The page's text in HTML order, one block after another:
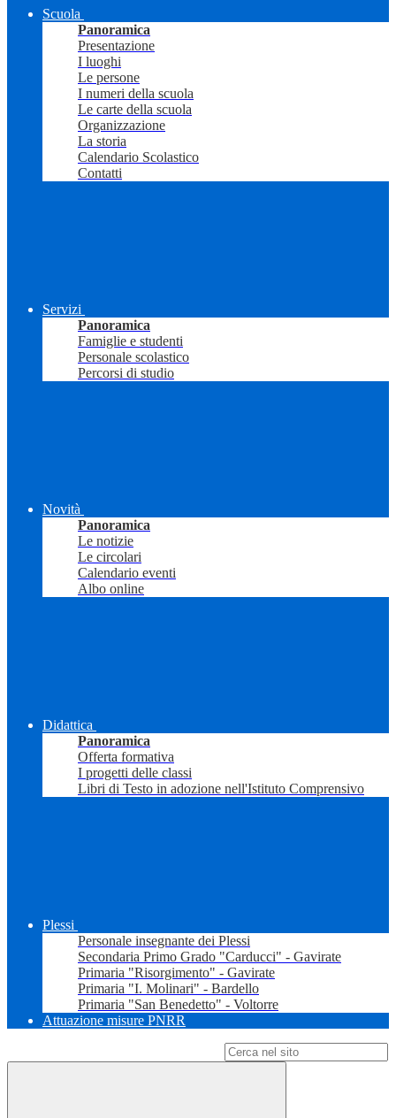
Scuola
Panoramica
Presentazione
I luoghi
Le persone
I numeri della scuola
Le carte della scuola
Organizzazione
La storia
Calendario Scolastico
Contatti
Servizi
Panoramica
Famiglie e studenti
Personale scolastico
Percorsi di studio
Novità
Panoramica
Le notizie
Le circolari
Calendario eventi
Albo online
Didattica
Panoramica
Offerta formativa
I progetti delle classi
Libri di Testo in adozione nell'Istituto Comprensivo
Plessi
Personale insegnante dei Plessi
Secondaria Primo Grado "Carducci" - Gavirate
Primaria "Risorgimento" - Gavirate
Primaria "I. Molinari" - Bardello
Primaria "San Benedetto" - Voltorre
Attuazione misure PNRR